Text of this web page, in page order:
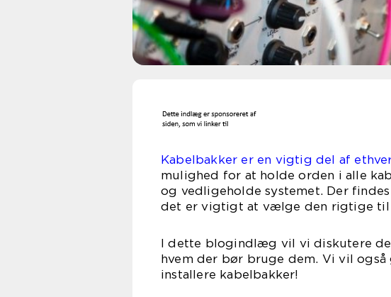
Kabelbakker er en vigtig del af
mulighed for at holde orden i alle
og vedligeholde systemet. Der
det er vigtigt at vælge den rigtige til
I dette blogindlæg vil vi diskutere
hvem der bør bruge dem. Vi vil
installere kabelbakker!